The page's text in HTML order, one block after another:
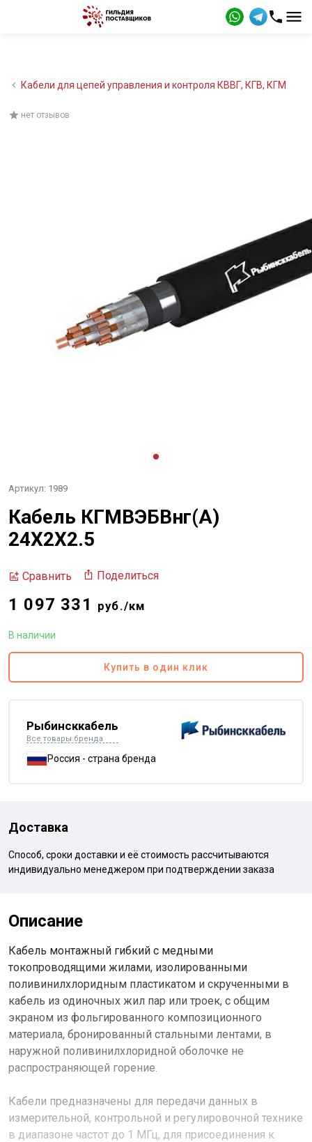
Кабели для цепей управления и контроля КВВГ, КГВ, КГМ
нет отзывов
Артикул: 1989
Кабель КГМВЭБВнг(А)
24Х2Х2.5
Сравнить Поделиться
1 097 331 руб./км
В наличии
Купить в один клик
Рыбинсккабель
Все товары бренда
Россия - страна бренда
Доставка
Способ, сроки доставки и её стоимость рассчитываются
индивидуально менеджером при подтверждении заказа
Описание
Кабель монтажный гибкий с медными
токопроводящими жилами, изолированными
поливинилхлоридным пластикатом и скрученными в
кабель из одиночных жил пар или троек, с общим
экраном из фольгированного композиционного
материала, бронированный стальными лентами, в
наружной поливинилхлоридной оболочке не
распространяющей горение.
Кабели предназначены для передачи данных в
измерительной, контрольной и регулировочной технике
в диапазоне частот до 1 МГц, для присоединения к